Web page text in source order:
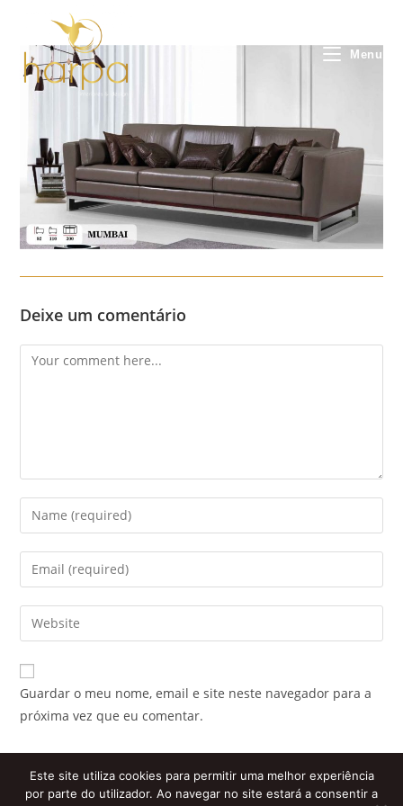
content
Menu
Deixe um comentário
Comment
Enter
your
name
comment
Enter
your
email
address
comment
Enter
your
website
URL
Guardar o meu nome, email e site neste navegador para a
próxima vez que eu comentar.
Este site utiliza cookies para permitir uma melhor experiência
por parte do utilizador. Ao navegar no site estará a consentir a